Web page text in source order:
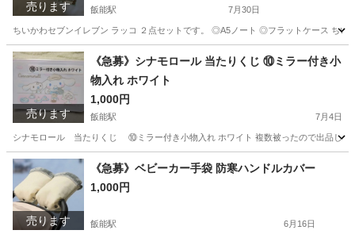
売ります 飯能駅 7月30日
ちいかわセブンイレブン ラッコ ２点セットです。 ◎A5ノート ◎フラットケース
埼玉 飯能市 飯能駅 その他 ちい
売ります
《急募》シナモロール 当たりくじ ⑩ミラー付き小
物入れ ホワイト
1,000円
飯能駅 7月4日
シナモロール 当たりくじ ⑩ミラー付き小物入れ ホワイト 複数被ったので出品しま
埼玉 飯能市 飯能駅 バッグ 当たりくじ
売ります
《急募》ベビーカー手袋 防寒ハンドルカバー
1,000円
飯能駅 6月16日